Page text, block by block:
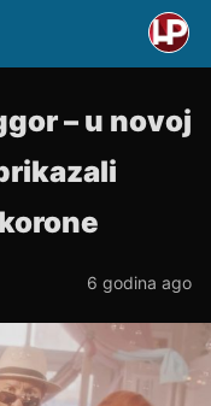
– u novoj
6 godina ago